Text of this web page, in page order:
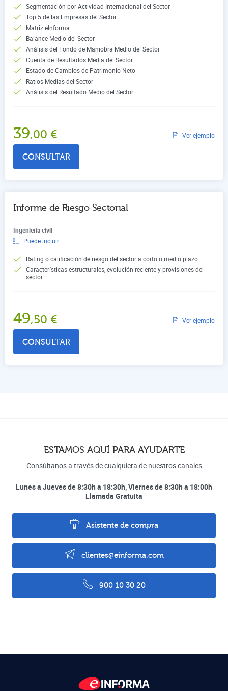
Segmentación por Actividad Internacional del Sector
Top 5 de las Empresas del Sector
Matriz eInforma
Balance Medio del Sector
Análisis del Fondo de Maniobra Medio del Sector
Cuenta de Resultados Media del Sector
Estado de Cambios de Patrimonio Neto
Ratios Medias del Sector
Análisis del Resultado Medio del Sector
39,00 € Ver ejemplo
CONSULTAR
Informe de Riesgo Sectorial
Ingeniería civil
Puede incluir
Rating o calificación de riesgo del sector a corto o medio plazo
Características estructurales, evolución reciente y provisiones del
sector
49,50 € Ver ejemplo
CONSULTAR
ESTAMOS AQUÍ PARA AYUDARTE
Consúltanos a través de cualquiera de nuestros canales
Lunes a Jueves de 8:30h a 18:30h, Viernes de 8:30h a 18:00h
Llamada Gratuita
Asistente de compra
clientes@einforma.com
900 10 30 20